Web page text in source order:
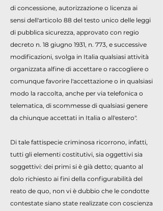
di concessione, autorizzazione o licenza ai
sensi dell'articolo 88 del testo unico delle leggi
di pubblica sicurezza, approvato con regio
decreto n. 18 giugno 1931, n. 773, e successive
modificazioni, svolga in Italia qualsiasi attività
organizzata alfine di accettare o raccogliere o
comunque favorire l'accettazione o in qualsiasi
modo la raccolta, anche per via telefonica o
telematica, di scommesse di qualsiasi genere
da chiunque accettati in Italia o all'estero".
Di tale fattispecie criminosa ricorrono, infatti,
tutti gli elementi costitutivi, sia oggettivi sia
soggettivi: dei primi si è già detto; quanto al
dolo richiesto ai fini della configurabilità del
reato de quo, non vi è dubbio che le condotte
contestate siano state realizzate con coscienza